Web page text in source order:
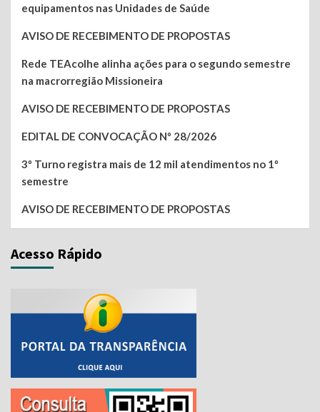
equipamentos nas Unidades de Saúde
AVISO DE RECEBIMENTO DE PROPOSTAS
Rede TEAcolhe alinha ações para o segundo semestre
na macrorregião Missioneira
AVISO DE RECEBIMENTO DE PROPOSTAS
EDITAL DE CONVOCAÇÃO Nº 28/2026
3º Turno registra mais de 12 mil atendimentos no 1º
semestre
AVISO DE RECEBIMENTO DE PROPOSTAS
Acesso Rápido